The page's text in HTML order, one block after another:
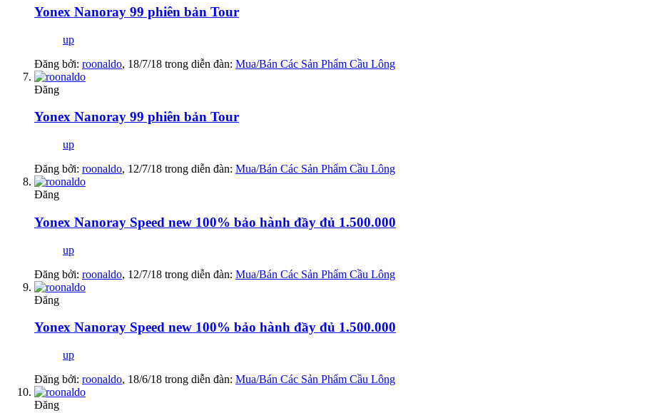
Yonex Nanoray 99 phiên bản Tour
up
Đăng bởi: roonaldo, 18/7/18 trong diễn đàn: Mua/Bán Các Sản Phẩm Cầu Lông
Đăng
Yonex Nanoray 99 phiên bản Tour
up
Đăng bởi: roonaldo, 12/7/18 trong diễn đàn: Mua/Bán Các Sản Phẩm Cầu Lông
Đăng
Yonex Nanoray Speed new 100% bảo hành đầy đủ 1.500.000
up
Đăng bởi: roonaldo, 12/7/18 trong diễn đàn: Mua/Bán Các Sản Phẩm Cầu Lông
Đăng
Yonex Nanoray Speed new 100% bảo hành đầy đủ 1.500.000
up
Đăng bởi: roonaldo, 18/6/18 trong diễn đàn: Mua/Bán Các Sản Phẩm Cầu Lông
Đăng